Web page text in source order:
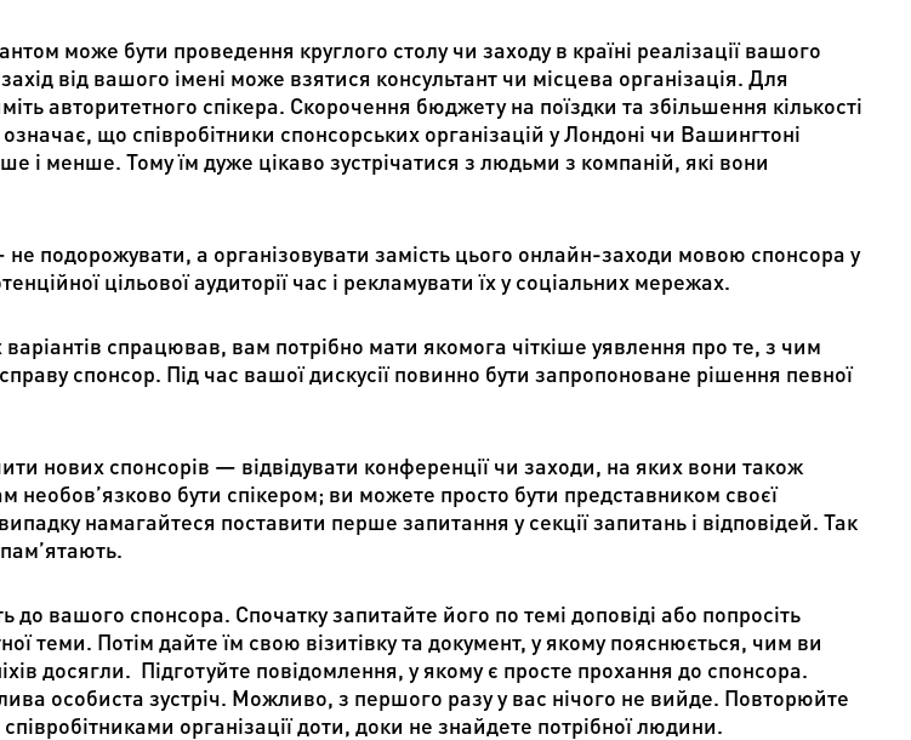
може бути проведення круглого столу чи заходу в країні реалізації вашого
від вашого імені може взятися консультант чи місцева організація. Для
авторитетного спікера. Скорочення бюджету на поїздки та збільшення кількості
що співробітники спонсорських організацій у Лондоні чи Вашингтоні
і менше. Тому їм дуже цікаво зустрічатися з людьми з компаній, які вони
подорожувати, а організовувати замість цього онлайн-заходи мовою спонсора у
цільової аудиторії час і рекламувати їх у соціальних мережах.
спрацював, вам потрібно мати якомога чіткіше уявлення про те, з чим
спонсор. Під час вашої дискусії повинно бути запропоноване рішення певної
нових спонсорів — відвідувати конференції чи заходи, на яких вони також
необов’язково бути спікером; ви можете просто бути представником своєї
намагайтеся поставити перше запитання у секції запитань і відповідей. Так
до вашого спонсора. Спочатку запитайте його по темі доповіді або попросіть
теми. Потім дайте їм свою візитівку та документ, у якому пояснюється, чим ви
досягли. Підготуйте повідомлення, у якому є просте прохання до спонсора.
особиста зустріч. Можливо, з першого разу у вас нічого не вийде. Повторюйте
організації доти, доки не знайдете потрібної людини.